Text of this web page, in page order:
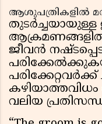
ആശുപത്രികളിൽ
ജീവൻ
വലിയ